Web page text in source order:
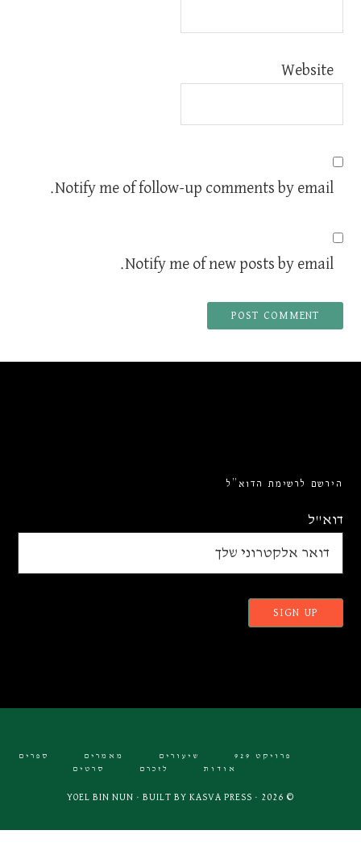
Website
Notify me of follow-up comments by email.
Notify me of new posts by email.
הירשם לרשימת הדוא”ל
דוא"ל
פרויקט 929 שיעורים מאמרים
ספרים
אודות
לזכרם סרטים
© 2026 · YOEL BIN NUN · BUILT BY
KASVA PRESS